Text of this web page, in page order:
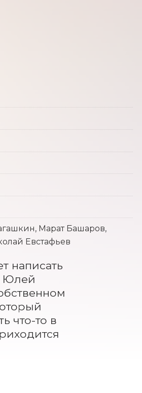
Марат Башаров,
Евстафьев
написать
Юлей
что-то в